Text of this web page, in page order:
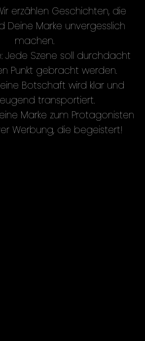
erzählen Geschichten, die
Deine Marke unvergesslich
machen.
Jede Szene soll durchdacht
Punkt gebracht werden.
Botschaft wird klar und
transportiert.
Marke zum Protagonisten
Werbung, die begeistert!